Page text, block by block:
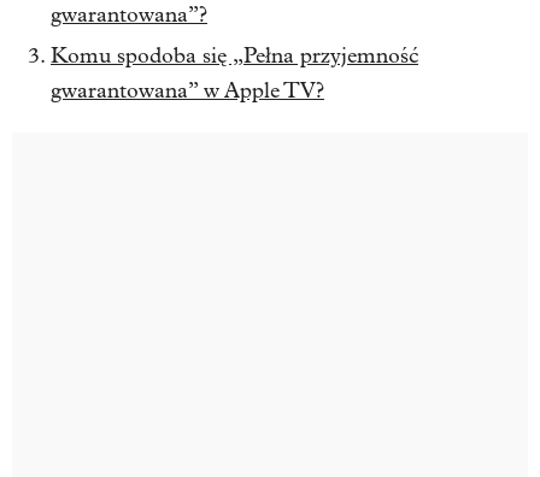
gwarantowana”?
Komu spodoba się „Pełna przyjemność
gwarantowana” w Apple TV?